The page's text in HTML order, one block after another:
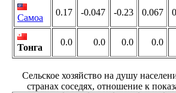
Самоа
0.17 -0.047 -0.23 0.067
Тонга
0.0 0.0 0.0 0.0
Сельское хозяйство на душу
странах соседях, отношение к